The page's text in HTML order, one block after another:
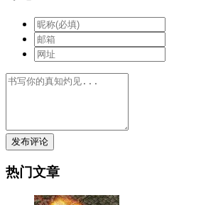
发布评论
热门文章